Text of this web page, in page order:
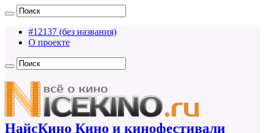
#12137 (без названия)
О проекте
НайсКино Кино и кинофестивали